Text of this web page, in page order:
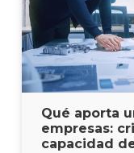
Qué aporta
empresas:
capacidad